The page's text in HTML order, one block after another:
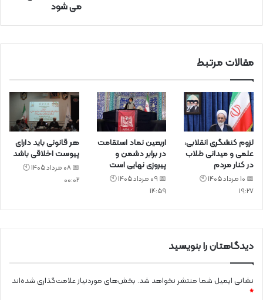
می شود
مقالات مرتبط
لزوم کنشگری انقلابی،
علمی و میدانی طلاب
در کنار مردم
📅 10 مرداد 1405 🕙
19:27
اربعین نماد استقامت
در برابر دشمن و
پیروزی نهایی است
📅 09 مرداد 1405 🕙
14:59
هر قانونی باید دارای
پیوست اخلاقی باشد
📅 08 مرداد 1405 🕙
00:02
دیدگاهتان را بنویسید
نشانی ایمیل شما منتشر نخواهد شد. بخش‌های موردنیاز علامت‌گذاری شده‌اند
*